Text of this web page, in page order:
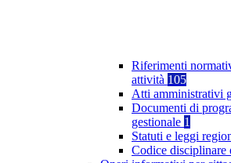
Riferimenti
attività 105
Atti amministrativi
Documenti di
gestionale 1
Statuti e leggi
Codice disciplinare